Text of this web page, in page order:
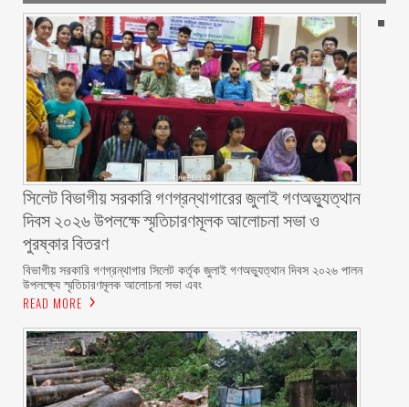
সিলেট বিভাগীয় সরকারি গণগ্রন্থাগারের জুলাই গণঅভ্যুত্থান
দিবস ২০২৬ উপলক্ষে স্মৃতিচারণমূলক আলোচনা সভা ও
পুরষ্কার বিতরণ ‎ ‎
বিভাগীয় সরকারি গণগ্রন্থাগার সিলেট কর্তৃক জুলাই গণঅভ্যুত্থান দিবস ২০২৬ পালন
উপলক্ষ্যে স্মৃতিচারণমূলক আলোচনা সভা এবং
READ MORE